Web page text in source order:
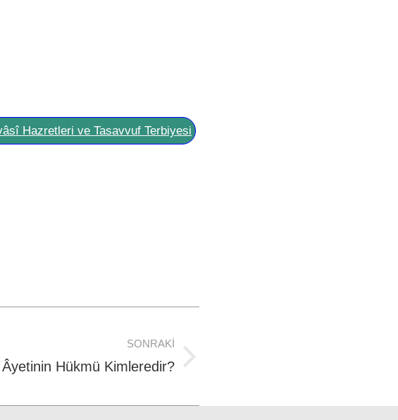
Hazretleri ve Tasavvuf Terbiyesi
SONRAKI
Hükmü Kimleredir?